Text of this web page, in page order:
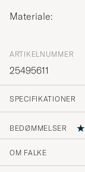
Materiale:
ARTIKELNUMMER
25495611
SPECIFIKATIONER
BEDØMMELSER
Nydelige
OM FALKE